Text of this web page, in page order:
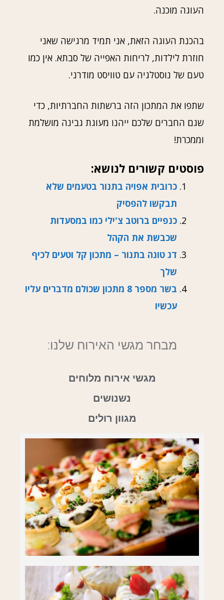
העוגה מוכנה.
בהכנת העוגה הזאת, אני תמיד מרגישה שאני
חוזרת לילדות, לריחות האפייה של סבתא. אין כמו
טעם של נוסטלגיה עם טוויסט מודרני.
שתפו את המתכון הזה ברשתות החברתיות, כדי
שגם החברים שלכם ייהנו מעוגת גבינה מושלמת
וממכרת!
פוסטים קשורים לנושא:
כרובית אפויה בתנור בטעמים שלא
תבקשו להפסיק
כנפיים ברוטב צ'ילי כמו במסעדות
שכבשת את הקהל
דג טונה בתנור – מתכון קל וטעים לכיף
שלך
בשר מספר 8 מתכון שכולם מדברים עליו
עכשיו
מבחר מגשי האירוח שלנו:
מגשי אירוח מלוחים
נשנושים
מגוון רולים